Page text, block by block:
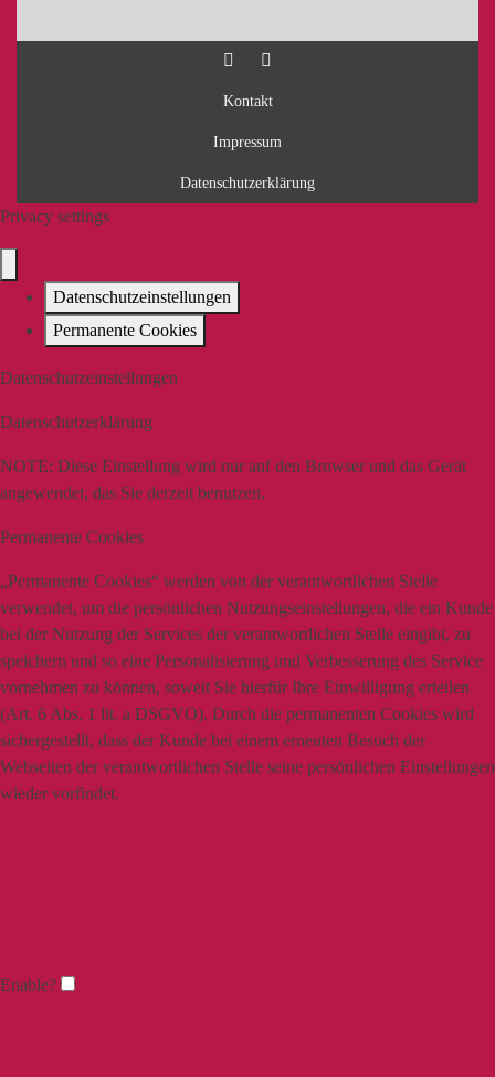
Kontakt
Impressum
Datenschutzerklärung
Privacy settings
Datenschutzeinstellungen
Permanente Cookies
Datenschutzeinstellungen
Datenschutzerklärung
NOTE: Diese Einstellung wird nur auf den Browser und das Gerät
angewendet, das Sie derzeit benutzen.
Permanente Cookies
„Permanente Cookies“ werden von der verantwortlichen Stelle
verwendet, um die persönlichen Nutzungseinstellungen, die ein Kunde
bei der Nutzung der Services der verantwortlichen Stelle eingibt, zu
speichern und so eine Personalisierung und Verbesserung des Service
vornehmen zu können, soweit Sie hierfür Ihre Einwilligung erteilen
(Art. 6 Abs. 1 lit. a DSGVO). Durch die permanenten Cookies wird
sichergestellt, dass der Kunde bei einem erneuten Besuch der
Webseiten der verantwortlichen Stelle seine persönlichen Einstellungen
wieder vorfindet.
Enable?